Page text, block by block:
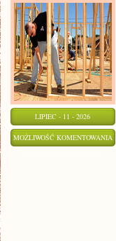
LIPIEC - 11 - 2026
MOŻLIWOŚĆ KOMENTOWANIA